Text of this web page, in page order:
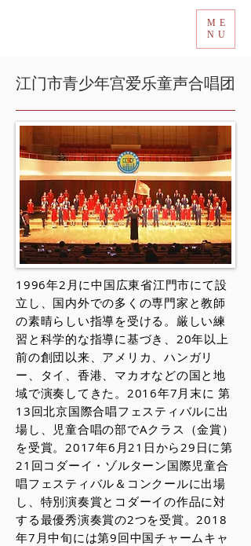
ME
NU
江门市青少年宫爱乐童声合唱团
1996年2月に中国広東省江門市にて設
立し、国内外での多くの専門家と教師
の素晴らしい指導を受ける。厳しい練
習と科学的な指導に基づき、20年以上
前の創団以来、アメリカ、ハンガリ
ー、タイ、香港、マカオなどの国と地
域で演奏してきた。2016年7月末に 第
13回北京国際合唱フェスティバルに出
場し、児童合唱の部でAクラス（金賞）
を受賞。2017年6月21日から29日に第
21回コダーイ・ゾルターン国際児童合
唱フェスティバル＆コンクールに出場
し、特別演奏賞とコダーイの作品に対
する最優秀演奏賞の2つを受賞。2018
年7月中旬には第9回中国チャームキャ